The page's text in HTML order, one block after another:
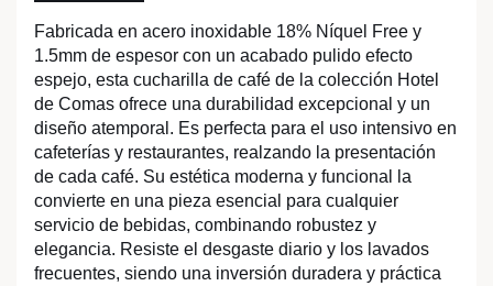
Fabricada en acero inoxidable 18% Níquel Free y
1.5mm de espesor con un acabado pulido efecto
espejo, esta cucharilla de café de la colección Hotel
de Comas ofrece una durabilidad excepcional y un
diseño atemporal. Es perfecta para el uso intensivo en
cafeterías y restaurantes, realzando la presentación
de cada café. Su estética moderna y funcional la
convierte en una pieza esencial para cualquier
servicio de bebidas, combinando robustez y
elegancia. Resiste el desgaste diario y los lavados
frecuentes, siendo una inversión duradera y práctica